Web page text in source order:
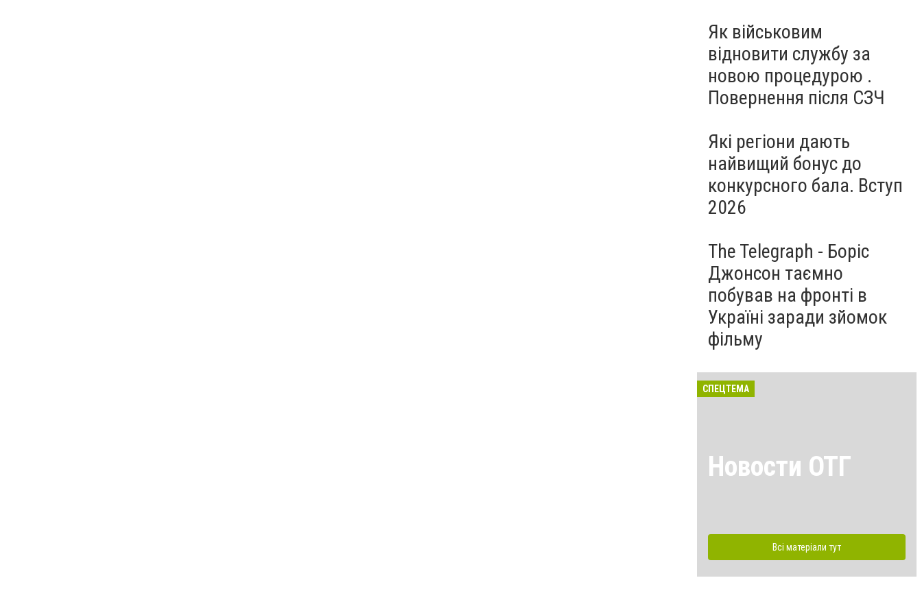
Як військовим
відновити службу за
новою процедурою .
Повернення після СЗЧ
Які регіони дають
найвищий бонус до
конкурсного бала. Вступ
2026
The Telegraph - Боріс
Джонсон таємно
побував на фронті в
Україні заради зйомок
фільму
СПЕЦТЕМА
Новости ОТГ
Всі матеріали тут